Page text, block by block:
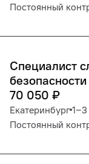
Постоянный
Специалист
безопасности
70 050 ₽
Екатеринбург
Постоянный